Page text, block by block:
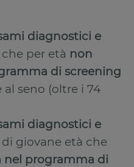
diagnostici e
per età non
di screening
seno (oltre i 74
diagnostici e
giovane età che
nel programma di